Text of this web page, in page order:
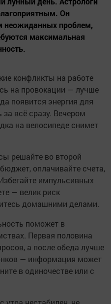
Он
неожиданных проблем,
максимальная
конфликты на работе
на провокации — лучше
появится энергия для
всё сразу. Вечером
на велосипеде снимет
решайте во второй
оплачивайте счета,
импульсивных
— велик риск
домашними делами.
поможет в
Первая половина
а после обеда лучше
— информация может
в одиночестве или с